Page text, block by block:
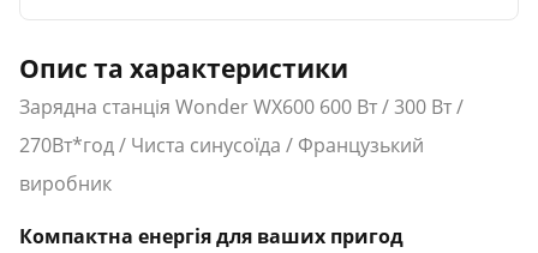
Опис та характеристики
Зарядна станція Wonder WX600 600 Вт / 300 Вт /
270Вт*год / Чиста синусоїда / Французький
виробник
Компактна енергія для ваших пригод